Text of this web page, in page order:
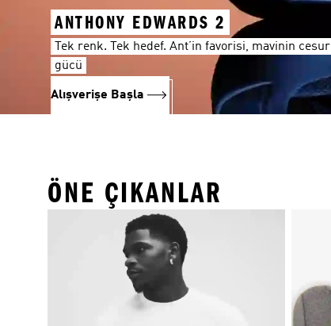
ANTHONY EDWARDS 2
Tek renk. Tek hedef. Ant’in favorisi, mavinin cesur
gücü
Alışverişe Başla
ÖNE ÇIKANLAR